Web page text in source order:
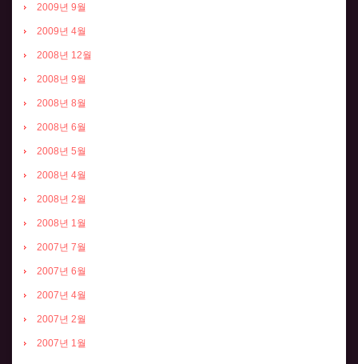
2009년 9월
2009년 4월
2008년 12월
2008년 9월
2008년 8월
2008년 6월
2008년 5월
2008년 4월
2008년 2월
2008년 1월
2007년 7월
2007년 6월
2007년 4월
2007년 2월
2007년 1월